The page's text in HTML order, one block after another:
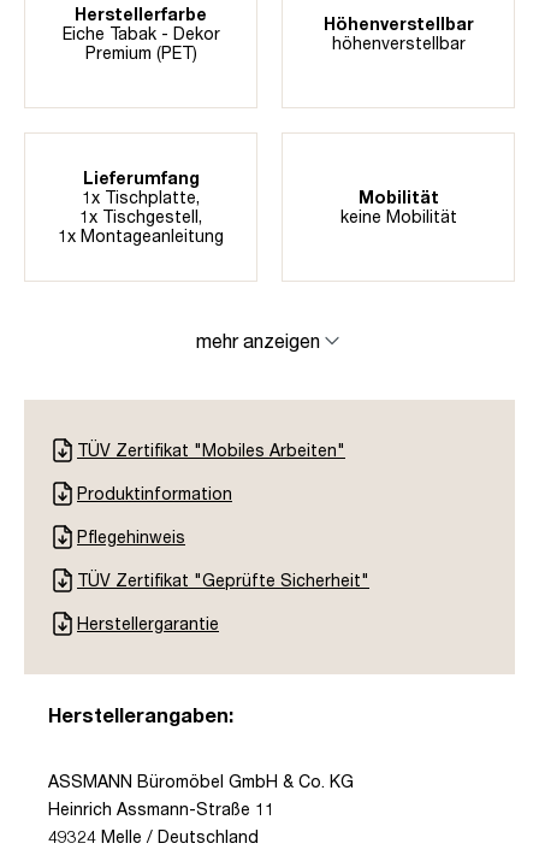
Herstellerfarbe
Eiche Tabak - Dekor
Premium (PET)
Höhenverstellbar
höhenverstellbar
Lieferumfang
1x Tischplatte,
1x Tischgestell,
1x Montageanleitung
Mobilität
keine Mobilität
mehr anzeigen
TÜV Zertifikat "Mobiles Arbeiten"
Produktinformation
Pflegehinweis
TÜV Zertifikat "Geprüfte Sicherheit"
Herstellergarantie
Herstellerangaben:
ASSMANN Büromöbel GmbH & Co. KG
Heinrich Assmann-Straße 11
49324 Melle / Deutschland